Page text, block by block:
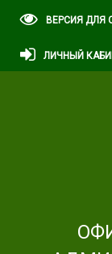
ВЕРСИЯ ДЛЯ
ЛИЧНЫЙ